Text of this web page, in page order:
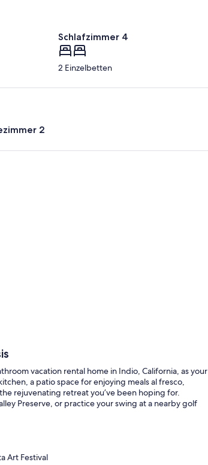
Schlafzimmer 4
2 Einzelbetten
2
vacation rental home in Indio, California, as your
a patio space for enjoying meals al fresco,
rejuvenating retreat you’ve been hoping for.
Preserve, or practice your swing at a nearby golf
Art Festival